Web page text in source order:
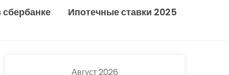
сбербанке Ипотечные ставки 2025
Август 2026